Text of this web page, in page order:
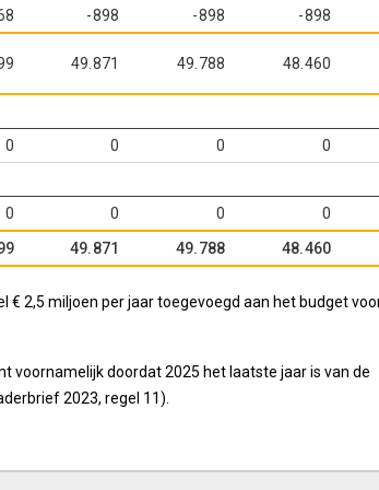
-898 -898 -898
49.871 49.788 48.460
0 0 0 0
0 0 0 0
49.871 49.788 48.460
€ 2,5 miljoen per jaar toegevoegd aan het budget
voornamelijk doordat 2025 het laatste jaar is van de
2023, regel 11).